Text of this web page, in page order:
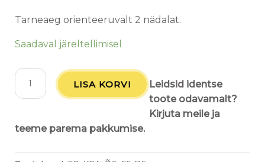
Tarneaeg orienteeruvalt 2 nädalat.
Saadaval järeltellimisel
LISA KORVI
Leidsid identse
toote odavamalt?
Kirjuta meile ja
teeme parema pakkumise.